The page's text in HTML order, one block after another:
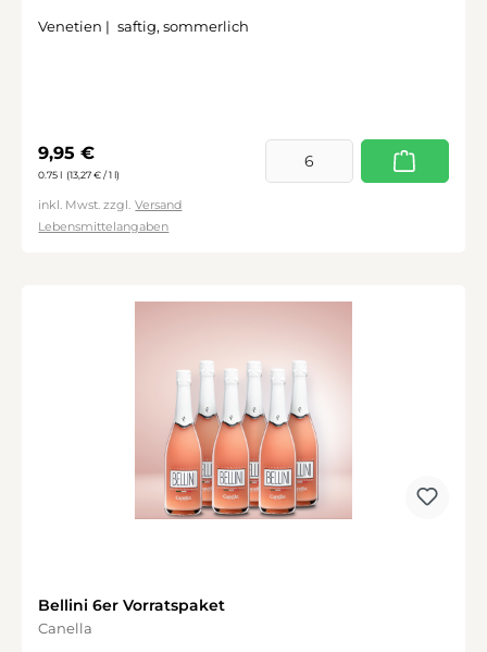
Venetien | saftig, sommerlich
Regulärer Preis:
9,95 €
0.75 l (13,27 € / 1 l)
inkl. Mwst. zzgl. Versand
Lebensmittelangaben
Bellini 6er Vorratspaket
Canella